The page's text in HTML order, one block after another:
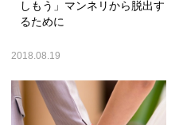
しもう」マンネリから脱出す
るために
2018.08.19